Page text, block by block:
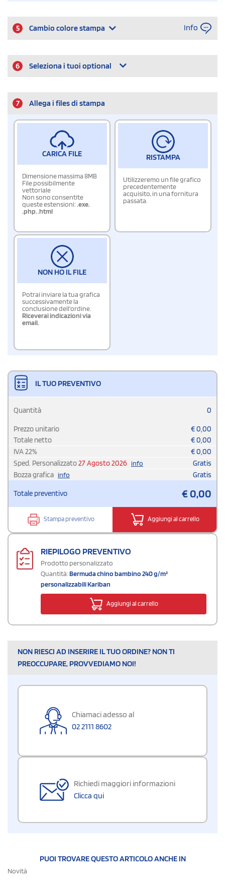
5 Cambio colore stampa Info
6 Seleziona i tuoi optional
7 Allega i files di stampa
CARICA FILE
Dimensione massima 8MB
File possibilmente
vettoriale
Non sono consentite
queste estensioni:.exe,
.php,.html
RISTAMPA
Utilizzeremo un file grafico
precedentemente
acquisito, in una fornitura
passata.
NON HO IL FILE
Potrai inviare la tua grafica
successivamente la
conclusione dell'ordine.
Riceverai indicazioni via
email.
IL TUO PREVENTIVO
Quantità 0
Prezzo unitario €0,00
Totale netto
€0,00
IVA22% €0,00
Sped. Personalizzato27 Agosto 2026 info
Gratis
Bozza grafica info Gratis
Totale preventivo €0,00
Stampa preventivo Aggiungi al carrello
RIEPILOGO PREVENTIVO
Prodotto personalizzato
Quantità:Bermuda chino bambino 240 g/m²
personalizzabili Kariban
Aggiungi al carrello
NON RIESCI AD INSERIRE IL TUO ORDINE? NON TI
PREOCCUPARE, PROVVEDIAMO NOI!
Chiamaci adesso al
02 2111 8602
Richiedi maggiori informazioni
Clicca qui
PUOI TROVARE QUESTO ARTICOLO ANCHE IN
Novità